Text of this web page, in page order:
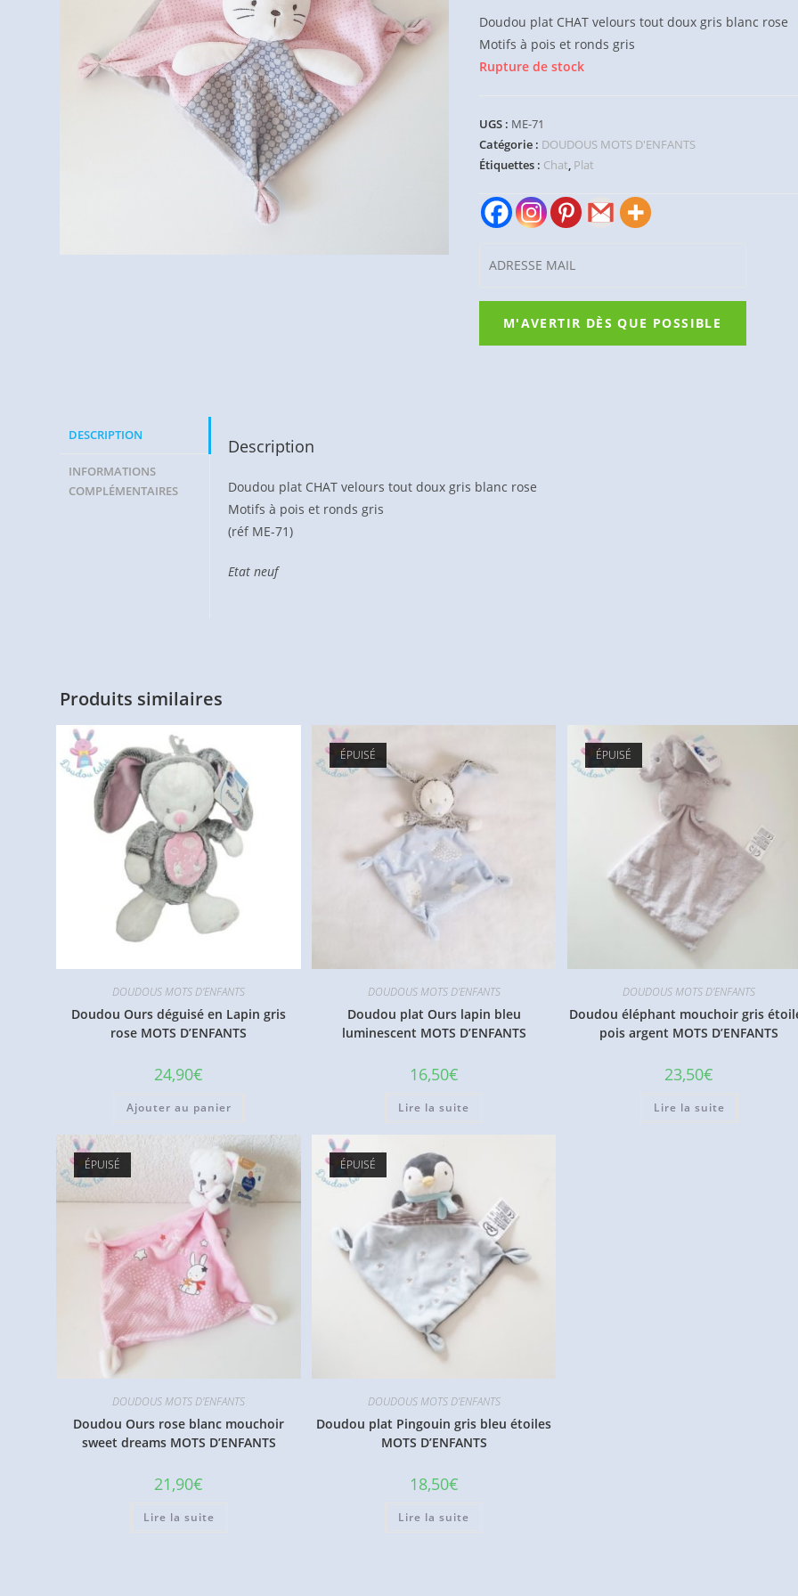
Doudou plat CHAT velours tout doux gris blanc rose
Motifs à pois et ronds gris
Rupture de stock
UGS : ME-71
Catégorie : DOUDOUS MOTS D'ENFANTS
Étiquettes : Chat, Plat
DESCRIPTION
INFORMATIONS
COMPLÉMENTAIRES
Description
Doudou plat CHAT velours tout doux gris blanc rose
Motifs à pois et ronds gris
(réf ME-71)
Etat neuf
Produits similaires
DOUDOUS MOTS D'ENFANTS
Doudou Ours déguisé en Lapin gris
rose MOTS D’ENFANTS
24,90€
Ajouter au panier
ÉPUISÉ
DOUDOUS MOTS D'ENFANTS
Doudou plat Ours lapin bleu
luminescent MOTS D’ENFANTS
16,50€
Lire la suite
ÉPUISÉ
DOUDOUS MOTS D'ENFANTS
Doudou éléphant mouchoir gris
pois argent MOTS D’ENFANTS
23,50€
Lire la suite
ÉPUISÉ
DOUDOUS MOTS D'ENFANTS
Doudou Ours rose blanc mouchoir
sweet dreams MOTS D’ENFANTS
21,90€
Lire la suite
ÉPUISÉ
DOUDOUS MOTS D'ENFANTS
Doudou plat Pingouin gris bleu étoiles
MOTS D’ENFANTS
18,50€
Lire la suite